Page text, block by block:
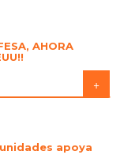
AHORA
+
apoya